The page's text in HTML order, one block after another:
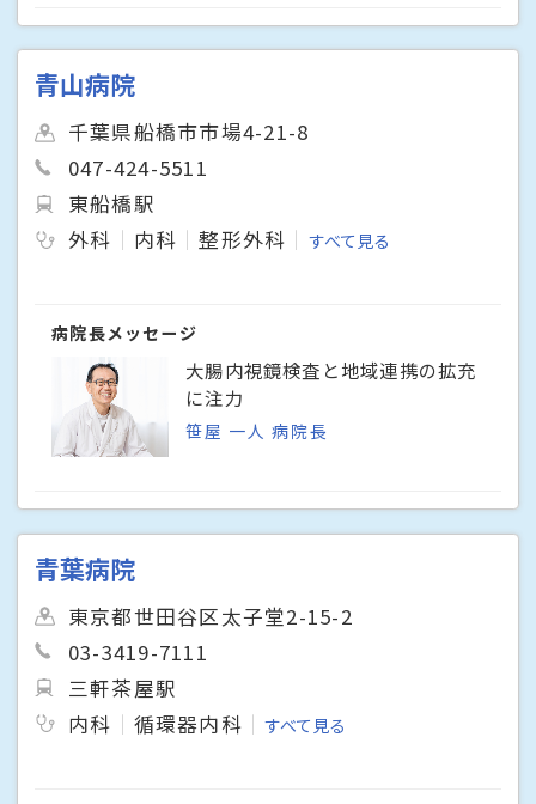
青山病院
千葉県船橋市市場4-21-8
047-424-5511
東船橋駅
外科
内科 整形外科 すべて見る
病院長メッセージ
大腸内視鏡検査と地域連携の拡充
に注力
笹屋 一人 病院長
青葉病院
東京都世田谷区太子堂2-15-2
03-3419-7111
三軒茶屋駅
内科
循環器内科 すべて見る